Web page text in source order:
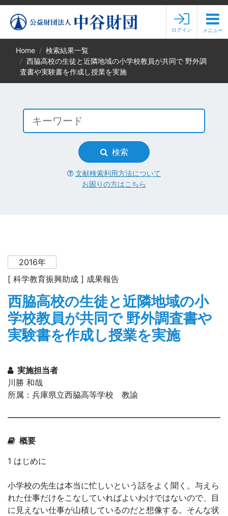
ログイン メニュー
Home
検索結果一覧
西脇高校の生徒と近隣地域の小学校教員が共同で 野外調
査書や実験書を作成し授業を実施
検索
文献検索利用方法について
お困りの方はこちら
2016年
[ 科学教育振興助成 ] 成果報告
西脇高校の生徒と近隣地域の小
学校教員が共同で 野外調査書や
実験書を作成し授業を実施
実施担当者
川勝 和哉
所属：兵庫県立西脇高等学校 教諭
概要
1 はじめに
小学校の先生は本当に忙しいという話をよく聞く。与えら
れた仕事だけをこなしていればよいわけではないので、目
に見えない仕事が山積しているのだと想像する。そんな状